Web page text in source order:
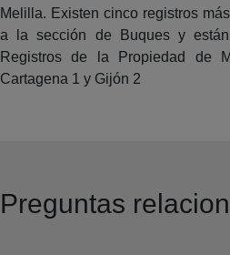
Melilla. Existen cinco registros
a la sección de Buques y
Registros de la Propiedad de
Cartagena 1 y Gijón 2
Preguntas